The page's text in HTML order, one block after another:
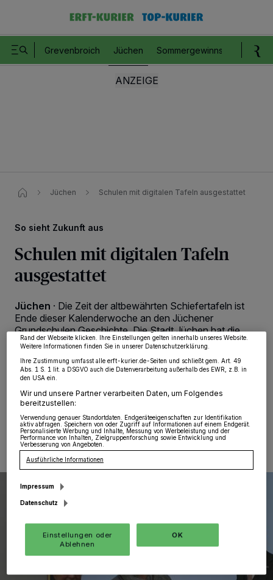
Grevenbroich Jüchen Sommergewinnspiel
Jüchen Schulen mit digitalen Tafeln ausgestattet
So sieht Zukunft aus
Schulen mit digitalen Tafeln
ausgestattet
Jüchen · Die Zeit der altbewährten Schiefertafeln ist
Ende dieser Kalenderwoche an den Jüchener
Grundschulen Geschichte. Die Stadt Jüchen hat die
Klassenräume an allen Grundschulstandorten im
Tafelsystemen ausgestattet.
01.12.2021 , 08:56 Uhr Eine Minute Lesezeit
218
-Partner speichern und greifen auf personenbezogene Daten
wie Browserdaten oder eindeutige Kennungen auf Ihrem Gerät zu. Durch Auswahl
von OK aktivieren Sie Tracking-Technologien für die unter „Wir und unsere
Zwecke. Wenn Tracker deaktiviert sind, sind manche Inhalte und Anzeigen
wieder aufrufen, um Ihre Einstellungen zu ändern oder Ihre Einwilligung zu
widerrufen, indem Sie auf den Link Einstellungen oder Ablehnen am unteren
Rand der Webseite klicken. Ihre Einstellungen gelten innerhalb unseres Website.
Weitere Informationen finden Sie in unserer Datenschutzerklärung.
Ihre Zustimmung umfasst alle erft-kurier.de-Seiten und schließt gem. Art. 49
Abs. 1 S. 1 lit. a DSGVO auch die Datenverarbeitung außerhalb des EWR, z.B. in
den USA ein.
Wir und unsere Partner verarbeiten Daten, um Folgendes
bereitzustellen:
Verwendung genauer Standortdaten. Endgeräteeigenschaften zur Identifikation
aktiv abfragen. Speichern von oder Zugriff auf Informationen auf einem Endgerät.
Personalisierte Werbung und Inhalte, Messung von Werbeleistung und der
Performance von Inhalten, Zielgruppenforschung sowie Entwicklung und
Verbesserung von Angeboten.
Ausführliche Informationen
Impressum
Datenschutz
Einstellungen oder
Ablehnen
OK